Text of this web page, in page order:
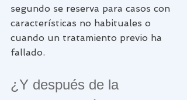
segundo se reserva para casos con
características no habituales o
cuando un tratamiento previo ha
fallado.
¿Y después de la